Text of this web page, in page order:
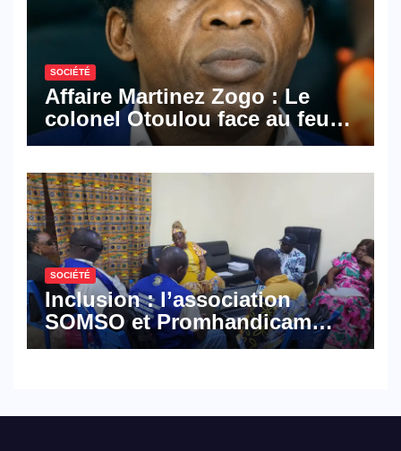
SOCIÉTÉ
Affaire Martinez Zogo : Le
colonel Otoulou face au feu
croisé des avocats de la
SOCIÉTÉ
Inclusion : l’association
SOMSO et Promhandicam
militent en faveur d’une